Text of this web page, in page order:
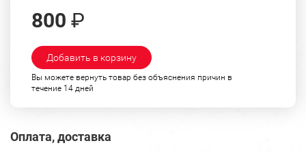
800 ₽
Добавить в корзину
Вы можете вернуть товар без объяснения причин в
течение 14 дней
Оплата, доставка